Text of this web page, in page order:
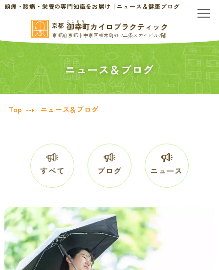
頭痛・腰痛・栄養の専門知識をお届け｜ニュース＆健康ブログ
京都 ごこまち
御幸町カイロプラクティック
京都府京都市中京区榎木町91-2二条スカイビル2階
TOP
当院のご案内
慢性的なお悩みの方へ
慢性的な頭痛・首こり
腰痛・ぎっくり腰
貧血・低血糖・疲れやすさ
オフィスワークの体の悩み
患者様の声
分子栄養学/オーソモレキュラー
分子整合栄養医学／オーソモレキュラーとは
分子整合栄養医学／オーソモレキュラーの血液検査と栄養療法
提携医療機関
ニュース＆ブログ
ニュース＆ブログ
Top ニュース＆ブログ
すべて ブログ ニュース